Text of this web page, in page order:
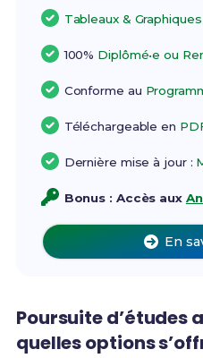
Tableaux & Graphiques
100% Diplômé•e ou
Conforme au
Téléchargeable en
Dernière mise à jour :
Bonus : Accès aux
En
Poursuite d’études
quelles options